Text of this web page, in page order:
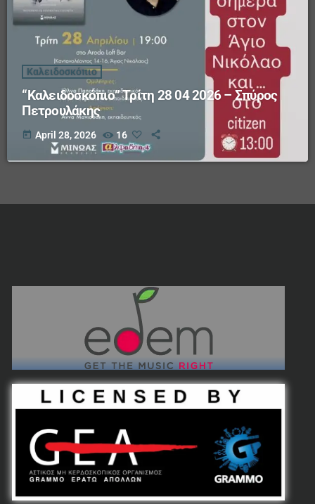
Καλειδοσκόπιο
“Καλειδοσκόπιο” Τρίτη 28 04 2026 – Σπύρος
Πετρουλάκης
today April 28, 2026 16